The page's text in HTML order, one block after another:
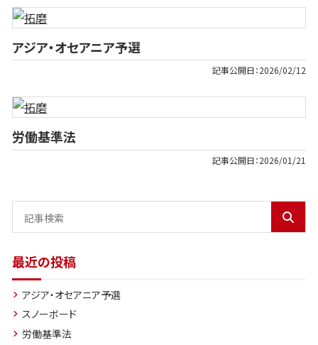
アジア・オセアニア予選
記事公開日：2026/02/12
労働基準法
記事公開日：2026/01/21
最近の投稿
アジア・オセアニア予選
スノーボード
労働基準法